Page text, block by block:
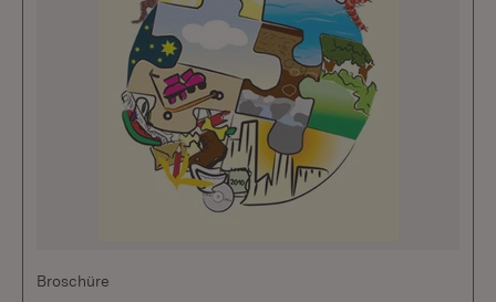
Broschüre